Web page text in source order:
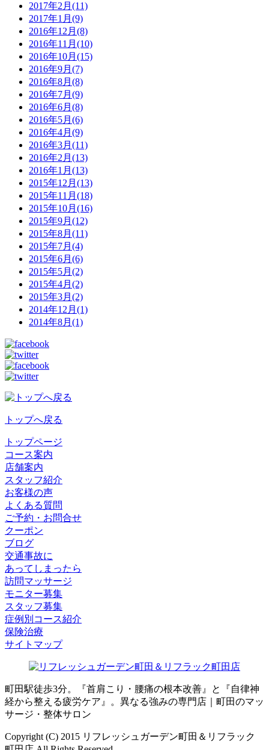
2017年2月(11)
2017年1月(9)
2016年12月(8)
2016年11月(10)
2016年10月(15)
2016年9月(7)
2016年8月(8)
2016年7月(9)
2016年6月(8)
2016年5月(6)
2016年4月(9)
2016年3月(11)
2016年2月(13)
2016年1月(13)
2015年12月(13)
2015年11月(18)
2015年10月(16)
2015年9月(12)
2015年8月(11)
2015年7月(4)
2015年6月(6)
2015年5月(2)
2015年4月(2)
2015年3月(2)
2014年12月(1)
2014年8月(1)
トップへ戻る
トップページ
コース案内
店舗案内
スタッフ紹介
お客様の声
よくある質問
ご予約・お問合せ
クーポン
ブログ
交通事故に
あってしまったら
訪問マッサージ
モニター募集
スタッフ募集
症例別コース紹介
保険治療
サイトマップ
町田駅徒歩3分。『首肩こり・腰痛の根本改善』と『自律神
経から整える疲労ケア』。異なる強みの専門店｜町田のマッ
サージ・整体サロン
Copyright (C) 2015 リフレッシュガーデン町田＆リフラック